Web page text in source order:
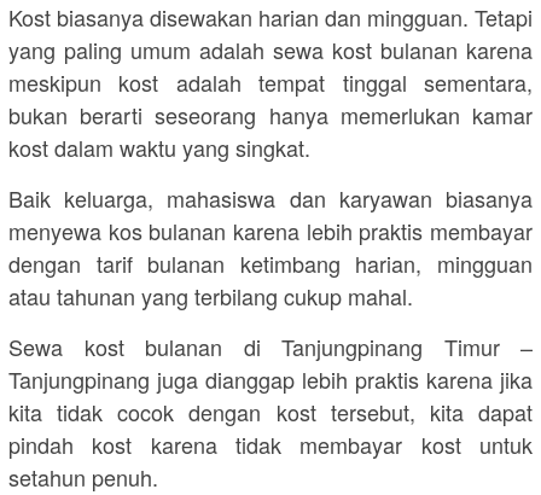
Kost biasanya disewakan harian dan mingguan. Tetapi
yang paling umum adalah sewa kost bulanan karena
meskipun kost adalah tempat tinggal sementara,
bukan berarti seseorang hanya memerlukan kamar
kost dalam waktu yang singkat.
Baik keluarga, mahasiswa dan karyawan biasanya
menyewa kos bulanan karena lebih praktis membayar
dengan tarif bulanan ketimbang harian, mingguan
atau tahunan yang terbilang cukup mahal.
Sewa kost bulanan di Tanjungpinang Timur –
Tanjungpinang juga dianggap lebih praktis karena jika
kita tidak cocok dengan kost tersebut, kita dapat
pindah kost karena tidak membayar kost untuk
setahun penuh.